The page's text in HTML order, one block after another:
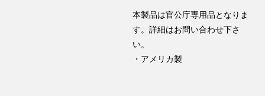
本製品は官公庁専用品となりま
す。詳細はお問い合わせ下さ
い。
・アメリカ製